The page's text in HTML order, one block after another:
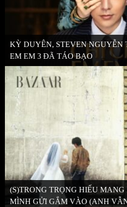
KỲ DUYÊN, STEVEN NGUYỄN
EM EM 3 ĐÃ TÁO BẠO
(S)TRONG TRỌNG HIẾU
MÌNH GỬI GẮM VÀO (ANH